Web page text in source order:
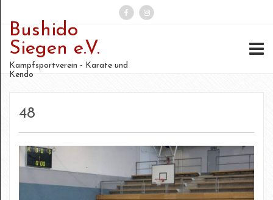
Suchen
nach:
Bushido
Siegen e.V.
Kampfsportverein - Karate und
Kendo
48